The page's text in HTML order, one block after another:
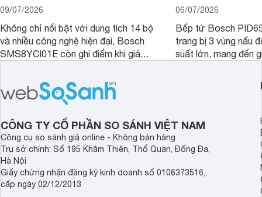
09/07/2026
Không chỉ nổi bật với dung tích 14 bộ
và nhiều công nghệ hiện đại, Bosch
SMS8YCI01E còn ghi điểm khi giá
thời điểm mới mở bán, mang lại tỷ lệ
giá trị/chi phí hấp dẫn hơn cho người
dùng đang tìm kiếm một mẫu máy rửa
bát cao cấp.
06/07/2026
Bếp từ Bosch
trang bị 3 vùng nấu
suất lớn, mang đến
CÔNG TY CỔ PHẦN SO SÁNH VIỆT NAM
Công cụ so sánh giá online - Không bán hàng
Trụ sở chính: Số 195 Khâm Thiên, Thổ Quan, Đống Đa,
Hà Nội
Giấy chứng nhận đăng ký kinh doanh số 0106373516,
cấp ngày 02/12/2013